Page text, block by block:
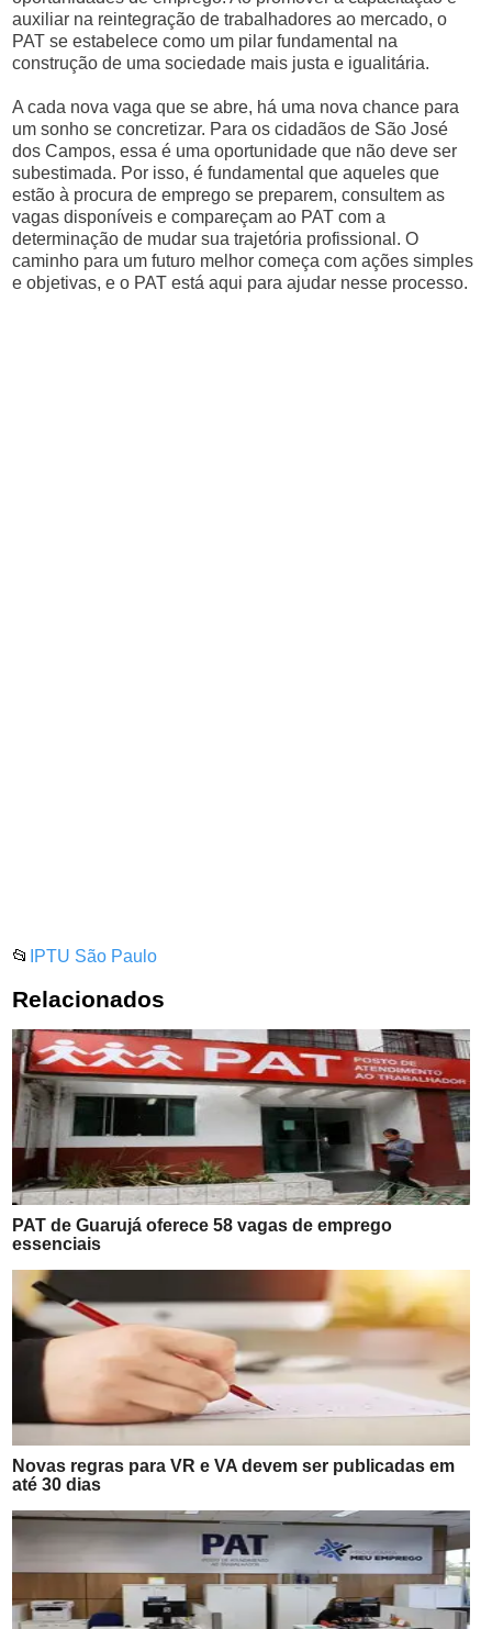
auxiliar na reintegração de trabalhadores ao mercado, o
PAT se estabelece como um pilar fundamental na
construção de uma sociedade mais justa e igualitária.
A cada nova vaga que se abre, há uma nova chance para
um sonho se concretizar. Para os cidadãos de São José
dos Campos, essa é uma oportunidade que não deve ser
subestimada. Por isso, é fundamental que aqueles que
estão à procura de emprego se preparem, consultem as
vagas disponíveis e compareçam ao PAT com a
determinação de mudar sua trajetória profissional. O
caminho para um futuro melhor começa com ações simples
e objetivas, e o PAT está aqui para ajudar nesse processo.
📂 IPTU São Paulo
Relacionados
PAT de Guarujá oferece 58 vagas de emprego
essenciais
Novas regras para VR e VA devem ser publicadas em
até 30 dias